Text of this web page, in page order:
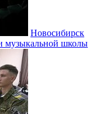
Новосибирск
музыкальной школы